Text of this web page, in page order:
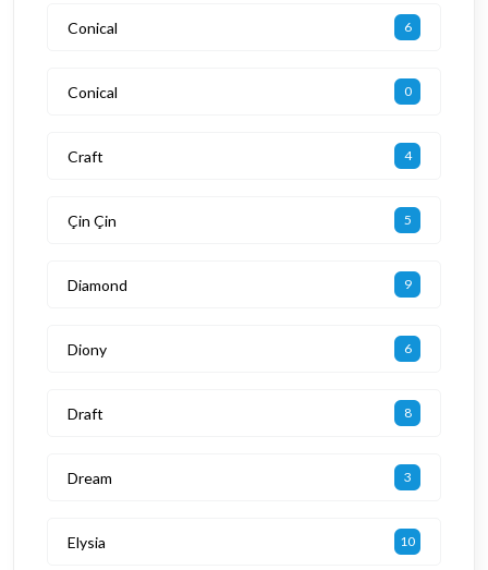
Conical 6
Conical 0
Craft 4
Çin Çin 5
Diamond 9
Diony 6
Draft 8
Dream 3
Elysia 10